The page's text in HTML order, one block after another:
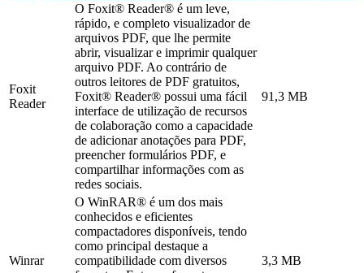
Foxit
Reader
O Foxit® Reader® é um leve,
rápido, e completo visualizador de
arquivos PDF, que lhe permite
abrir, visualizar e imprimir qualquer
arquivo PDF. Ao contrário de
outros leitores de PDF gratuitos,
Foxit® Reader® possui uma fácil
interface de utilização de recursos
de colaboração como a capacidade
de adicionar anotações para PDF,
preencher formulários PDF, e
compartilhar informações com as
redes sociais.
91,3 MB
Winrar
O WinRAR® é um dos mais
conhecidos e eficientes
compactadores disponíveis, tendo
como principal destaque a
compatibilidade com diversos
3,3 MB